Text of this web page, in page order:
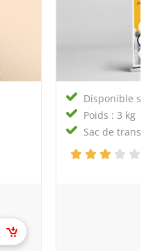
Disponible
Poids : 3 kg
Sac de